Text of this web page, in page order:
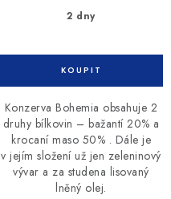
2 dny
Konzerva Bohemia obsahuje 2
druhy bílkovin – bažantí 20% a
krocaní maso 50% . Dále je
v jejím složení už jen zeleninový
vývar a za studena lisovaný
lněný olej.